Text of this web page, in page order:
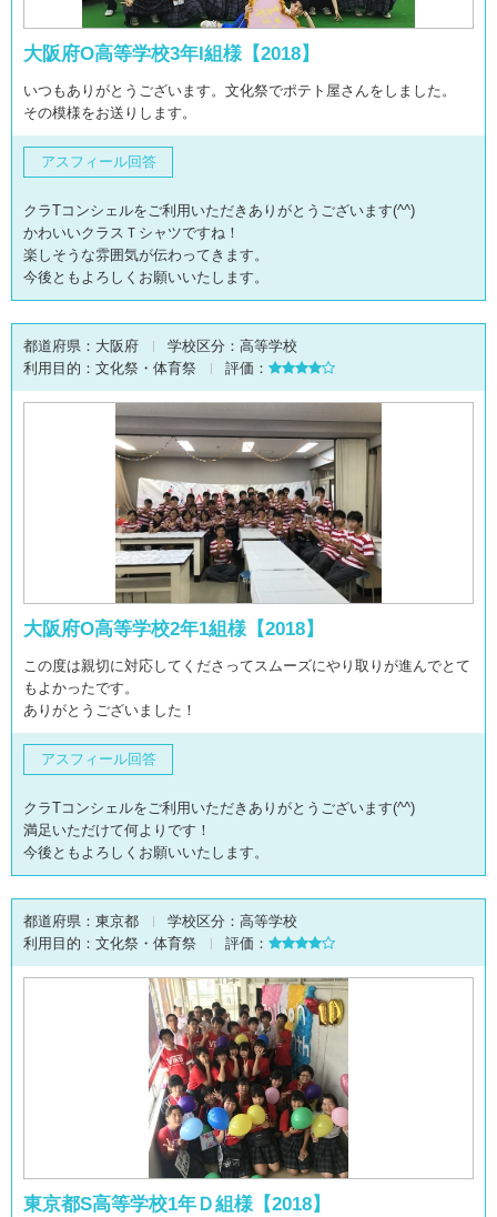
大阪府O高等学校3年I組様【2018】
いつもありがとうございます。文化祭でポテト屋さんをしました。
その模様をお送りします。
アスフィール回答
クラTコンシェルをご利用いただきありがとうございます(^^)
かわいいクラスＴシャツですね！
楽しそうな雰囲気が伝わってきます。
今後ともよろしくお願いいたします。
都道府県： 大阪府 学校区分： 高等学校
利用目的： 文化祭・体育祭 評価：
大阪府O高等学校2年1組様【2018】
この度は親切に対応してくださってスムーズにやり取りが進んでとて
もよかったです。
ありがとうございました！
アスフィール回答
クラTコンシェルをご利用いただきありがとうございます(^^)
満足いただけて何よりです！
今後ともよろしくお願いいたします。
都道府県： 東京都 学校区分： 高等学校
利用目的： 文化祭・体育祭 評価：
東京都S高等学校1年Ｄ組様【2018】